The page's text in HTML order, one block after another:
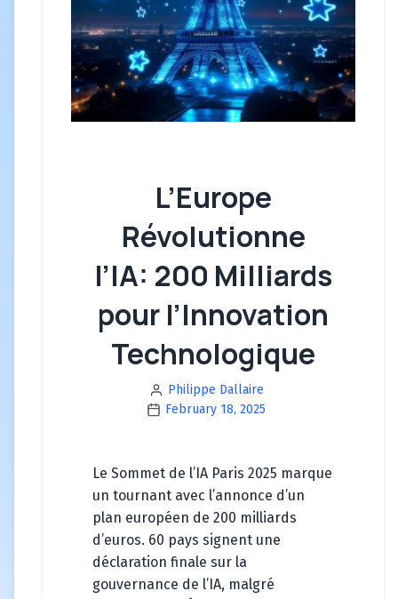
L’Europe
Révolutionne
l’IA: 200 Milliards
pour l’Innovation
Technologique
Philippe Dallaire
February 18, 2025
Le Sommet de l’IA Paris 2025 marque
un tournant avec l’annonce d’un
plan européen de 200 milliards
d’euros. 60 pays signent une
déclaration finale sur la
gouvernance de l’IA, malgré